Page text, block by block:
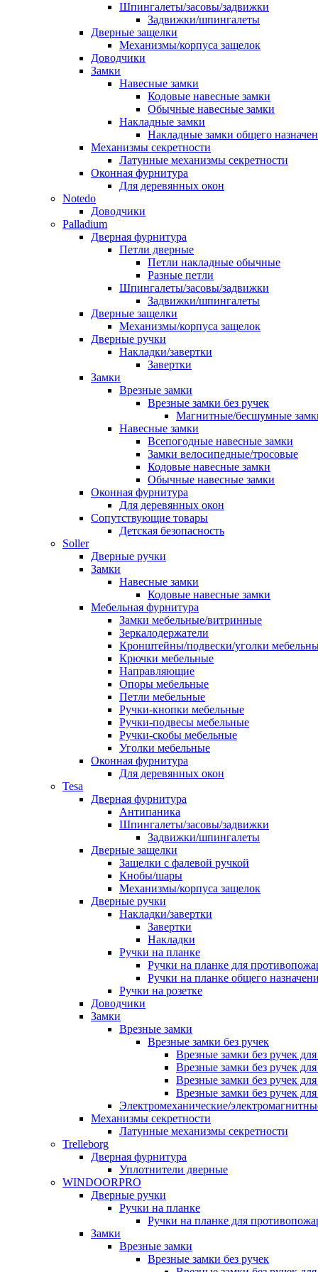
Шпингалеты/засовы/задвижки
Задвижки/шпингалеты
Дверные защелки
Механизмы/корпуса защелок
Доводчики
Замки
Навесные замки
Кодовые навесные замки
Обычные навесные замки
Накладные замки
Накладные замки общего
Механизмы секретности
Латунные механизмы секретности
Оконная фурнитура
Для деревянных окон
Notedo
Доводчики
Palladium
Дверная фурнитура
Петли дверные
Петли накладные обычные
Разные петли
Шпингалеты/засовы/задвижки
Задвижки/шпингалеты
Дверные защелки
Механизмы/корпуса защелок
Дверные ручки
Накладки/завертки
Завертки
Замки
Врезные замки
Врезные замки без ручек
Магнитные/бесшумные
Навесные замки
Всепогодные навесные замки
Замки велосипедные/тросовые
Кодовые навесные замки
Обычные навесные замки
Оконная фурнитура
Для деревянных окон
Сопутствующие товары
Детская безопасность
Soller
Дверные ручки
Замки
Навесные замки
Кодовые навесные замки
Мебельная фурнитура
Замки мебельные/витринные
Зеркалодержатели
Кронштейны/подвески/уголки
Крючки мебельные
Направляющие
Опоры мебельные
Петли мебельные
Ручки-кнопки мебельные
Ручки-подвесы мебельные
Ручки-скобы мебельные
Уголки мебельные
Оконная фурнитура
Для деревянных окон
Tesa
Дверная фурнитура
Антипаника
Шпингалеты/засовы/задвижки
Задвижки/шпингалеты
Дверные защелки
Защелки с фалевой ручкой
Кнобы/шары
Механизмы/корпуса защелок
Дверные ручки
Накладки/завертки
Завертки
Накладки
Ручки на планке
Ручки на планке для
Ручки на планке общего
Ручки на розетке
Доводчики
Замки
Врезные замки
Врезные замки без ручек
Врезные замки без ручек
Врезные замки без ручек
Врезные замки без ручек
Врезные замки без ручек
Электромеханические/
Механизмы секретности
Латунные механизмы секретности
Trelleborg
Дверная фурнитура
Уплотнители дверные
WINDOORPRO
Дверные ручки
Ручки на планке
Ручки на планке для
Замки
Врезные замки
Врезные замки без ручек